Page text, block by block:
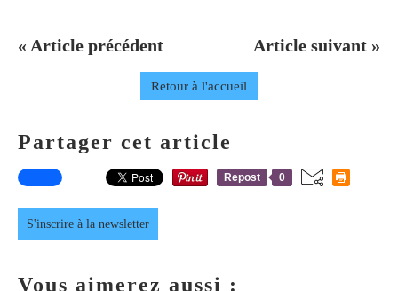
« Article précédent Article suivant »
Retour à l'accueil
Partager cet article
Repost 0
S'inscrire à la newsletter
Vous aimerez aussi :